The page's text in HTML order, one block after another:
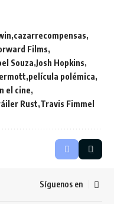
cazarrecompensas
Films
Souza Josh Hopkins
película polémica
el cine
Rust Travis Fimmel
Síguenos en